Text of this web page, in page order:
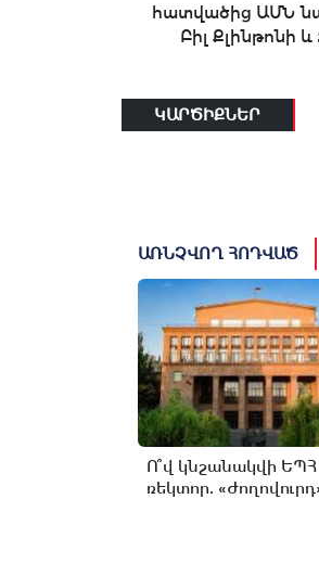
հատվածից ԱՄՆ
Բիլ Քլինթոնի
ԿԱՐԾԻՔՆԵՐ
ԱՌՆՉՎՈՂ ՀՈԴՎԱԾ
Ո՞վ կնշանակվի ԵՊՀ
ռեկտոր.